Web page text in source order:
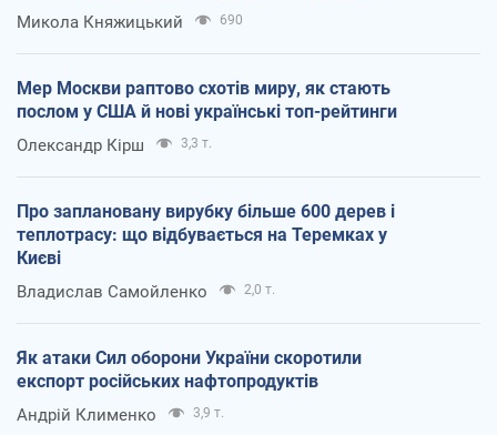
Микола Княжицький 690
Мер Москви раптово схотів миру, як стають
послом у США й нові українські топ-рейтинги
Олександр Кірш 3,3 т.
Про заплановану вирубку більше 600 дерев і
теплотрасу: що відбувається на Теремках у
Києві
Владислав Самойленко 2,0 т.
Як атаки Сил оборони України скоротили
експорт російських нафтопродуктів
Андрій Клименко 3,9 т.